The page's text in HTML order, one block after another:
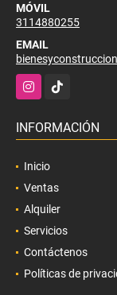
MÓVIL
3114880255
EMAIL
Instagram
TikTok
INFORMACIÓN
Inicio
Ventas
Alquiler
Servicios
Contáctenos
Políticas de